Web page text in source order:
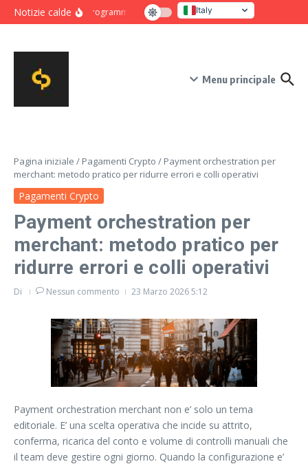
Salta al contenuto
Notizie calde Programma intensivo di novanta giorni per crescita e
Italy
United States
Menu principale
Pagina iniziale / Pagamenti Crypto / Payment orchestration per
merchant: metodo pratico per ridurre errori e colli operativi
Pagamenti Crypto
Payment orchestration per
merchant: metodo pratico per
ridurre errori e colli operativi
Di Nessun commento 23 Marzo 20265:12
Payment orchestration merchant non e’ solo un tema
editoriale. E’ una scelta operativa che incide su attrito,
conferma, ricarica del conto e volume di controlli manuali che
il team deve gestire ogni giorno. Quando la configurazione e’